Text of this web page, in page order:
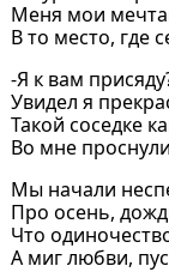
Меня мои
В то место, где
-Я к вам
Увидел я
Такой соседке
Во мне
Мы начали
Про осень,
Что
А миг любви,